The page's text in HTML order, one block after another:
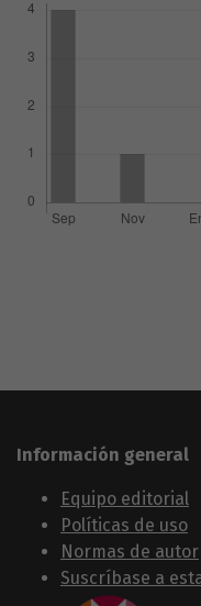
Información general
Equipo editorial
Políticas de uso
Normas de autor
Suscríbase a